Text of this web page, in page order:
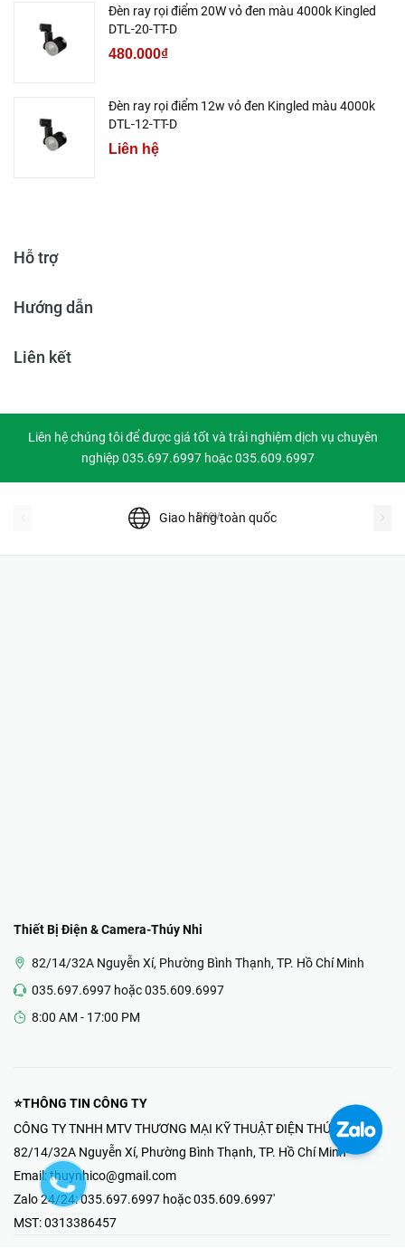
Đèn ray rọi điểm 20W vỏ đen màu 4000k Kingled
DTL-20-TT-D
480.000₫
Đèn ray rọi điểm 12w vỏ đen Kingled màu 4000k
DTL-12-TT-D
Liên hệ
Hỗ trợ
Hướng dẫn
Liên kết
Liên hệ chúng tôi để được giá tốt và trải nghiệm dịch vụ chuyên
nghiệp 035.697.6997 hoặc 035.609.6997
Giao hàng toàn quốc
prev
Thiết Bị Điện & Camera-Thúy Nhi
82/14/32A Nguyễn Xí, Phường Bình Thạnh, TP. Hồ Chí Minh
035.697.6997 hoặc 035.609.6997
8:00 AM - 17:00 PM
⭐THÔNG TIN CÔNG TY
CÔNG TY TNHH MTV THƯƠNG MẠI KỸ THUẬT ĐIỆN THÚY NHI
82/14/32A Nguyễn Xí, Phường Bình Thạnh, TP. Hồ Chí Minh
Email: thuynhico@gmail.com
Zalo 24/24:035.697.6997 hoặc 035.609.6997'
MST:0313386457